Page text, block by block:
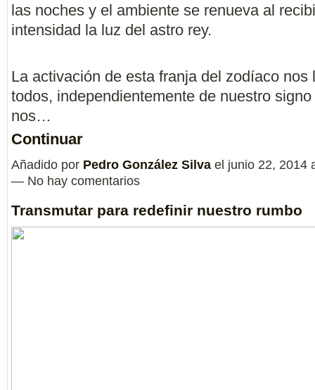
las noches y el ambiente se renueva al
intensidad la luz del astro rey.
La activación de esta franja del zodíaco nos
todos, independientemente de nuestro
nos…
Continuar
Añadido por Pedro González Silva el junio 22, 2014
— No hay comentarios
Transmutar para redefinir nuestro rumbo